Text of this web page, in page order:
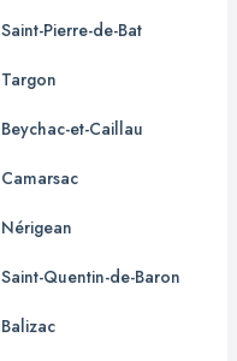
Saint-Pierre-de-Bat
Targon
Beychac-et-Caillau
Camarsac
Nérigean
Saint-Quentin-de-Baron
Balizac